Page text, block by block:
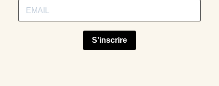
S'inscrire